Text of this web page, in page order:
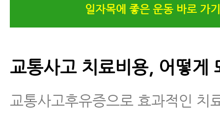
일자목에 좋은 운동 바로 가
교통사고 치료비용, 어떻게
교통사고후유증으로 효과적인 치